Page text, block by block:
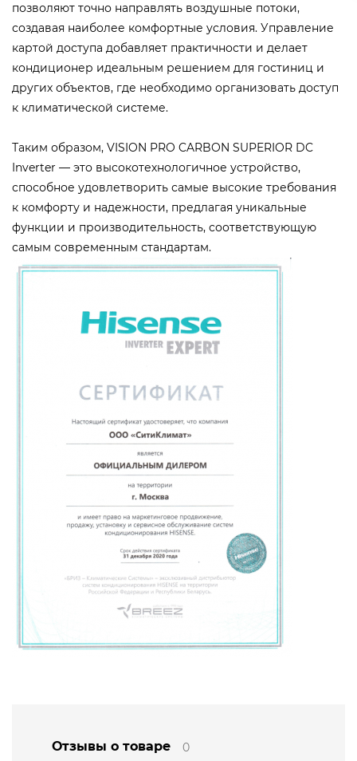
позволяют точно направлять воздушные потоки,
создавая наиболее комфортные условия. Управление
картой доступа добавляет практичности и делает
кондиционер идеальным решением для гостиниц и
других объектов, где необходимо организовать доступ
к климатической системе.
Таким образом, VISION PRO CARBON SUPERIOR DC
Inverter — это высокотехнологичное устройство,
способное удовлетворить самые высокие требования
к комфорту и надежности, предлагая уникальные
функции и производительность, соответствующую
самым современным стандартам.
Отзывы о товаре
0